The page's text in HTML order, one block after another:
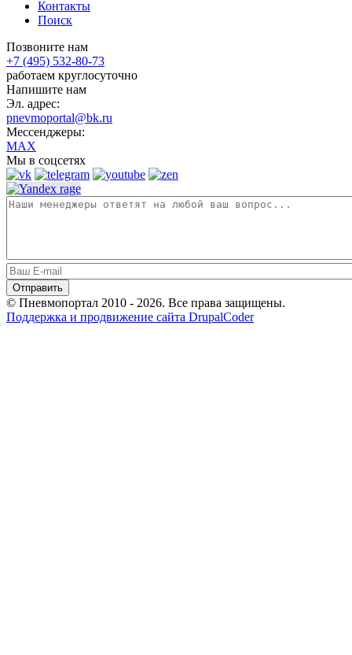
Контакты
Поиск
Позвоните нам
+7 (495) 532-80-73
работаем круглосуточно
Напишите нам
Эл. адрес:
pnevmoportal@bk.ru
Мессенджеры:
MAX
Мы в соцсетях
© Пневмопортал 2010 - 2026. Все права защищены.
Поддержка и продвижение сайта DrupalCoder